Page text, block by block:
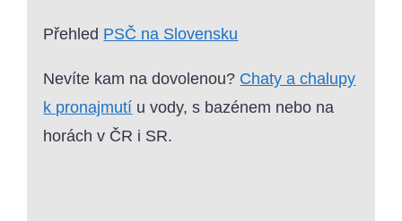
Přehled PSČ na Slovensku
Nevíte kam na dovolenou? Chaty a chalupy
k pronajmutí u vody, s bazénem nebo na
horách v ČR i SR.